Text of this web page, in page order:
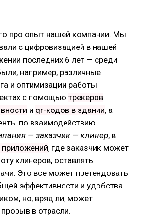
про опыт нашей компании. Мы
с цифровизацией в нашей
последних 6 лет — среди
например, различные
и оптимизации работы
с помощью трекеров
и qr-кодов в здании, а
по взаимодействию
— заказчик — клинер, в
, где заказчик может
клинеров, оставлять
Это все может претендовать
эффективности и удобства
но, вряд ли, может
в отрасли.